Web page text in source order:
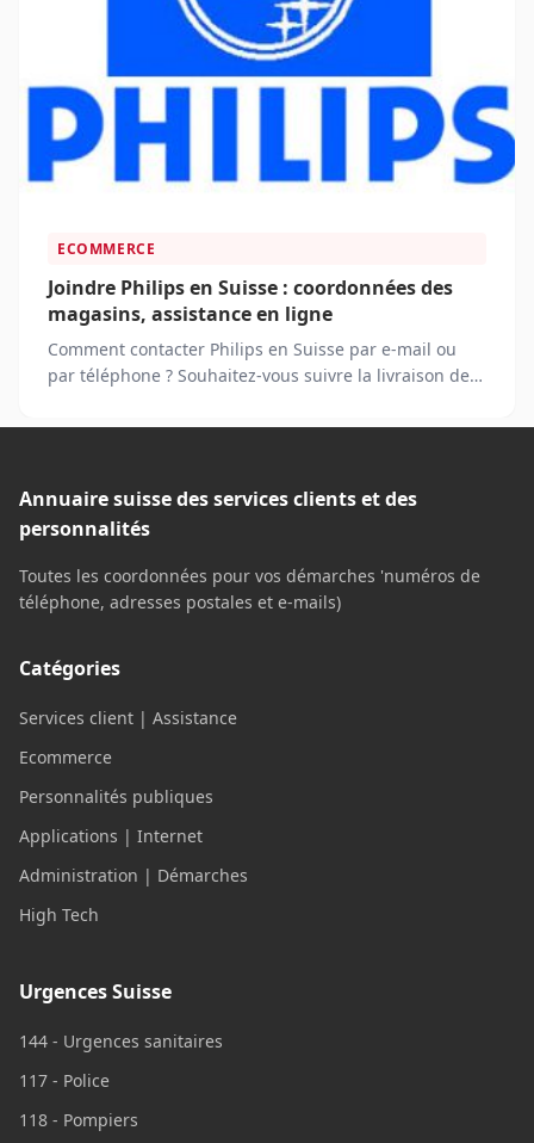
ECOMMERCE
Joindre Philips en Suisse : coordonnées des
magasins, assistance en ligne
Comment contacter Philips en Suisse par e-mail ou
par téléphone ? Souhaitez-vous suivre la livraison de
Annuaire suisse des services clients et des
personnalités
Toutes les coordonnées pour vos démarches 'numéros de
téléphone, adresses postales et e-mails)
Catégories
Services client | Assistance
Ecommerce
Personnalités publiques
Applications | Internet
Administration | Démarches
High Tech
Urgences Suisse
144 - Urgences sanitaires
117 - Police
118 - Pompiers